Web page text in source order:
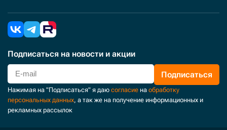
Подписаться на новости и акции
Подписаться
Нажимая на "Подписаться" я даю согласие на обработку
персональных данных, а так же на получение информационных и
рекламных рассылок